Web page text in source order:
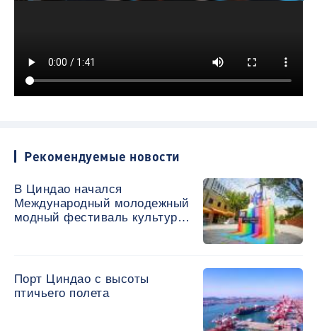
Рекомендуемые новости
В Циндао начался
Международный молодежный
модный фестиваль культуры
Порт Циндао с высоты
птичьего полета